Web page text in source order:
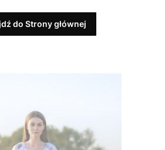
do Strony głównej